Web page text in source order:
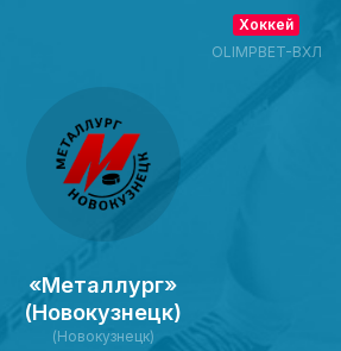
«Металлург»
(Новокузнецк)
(Новокузнецк)
Хоккей
OLIMPBET-ВХЛ